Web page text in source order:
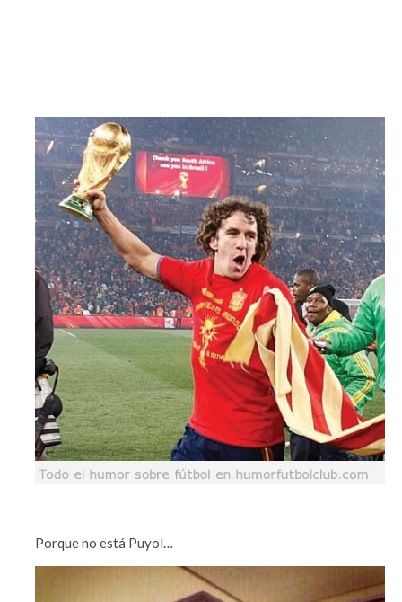
Porque no está Puyol…